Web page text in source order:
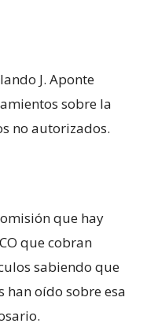
J. Aponte
sobre la
no autorizados.
que hay
que cobran
sabiendo que
han oído sobre esa